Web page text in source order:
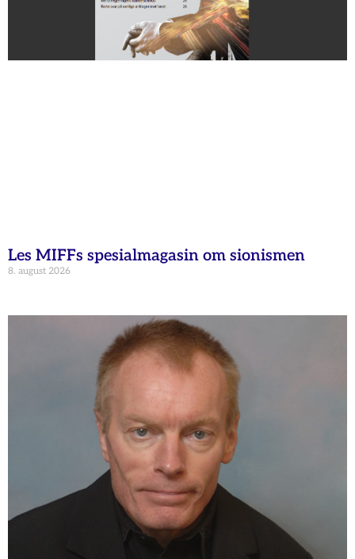
Les MIFFs spesialmagasin om sionismen
8. august 2026